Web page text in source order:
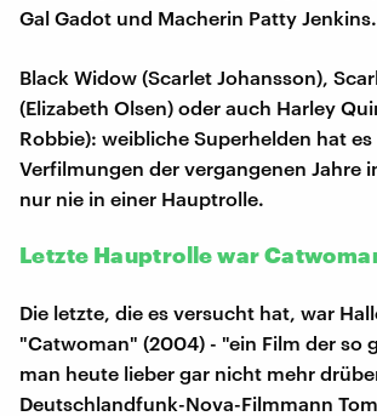
Gal Gadot und Macherin Patty Jenkins.
Black Widow (Scarlet Johansson),
(Elizabeth Olsen) oder auch Harley
Robbie): weibliche Superhelden hat
Verfilmungen der vergangenen Jahre
nur nie in einer Hauptrolle.
Letzte Hauptrolle war
Die letzte, die es versucht hat, war
"Catwoman" (2004) - "ein Film der so
man heute lieber gar nicht mehr
Deutschlandfunk-Nova-Filmmann